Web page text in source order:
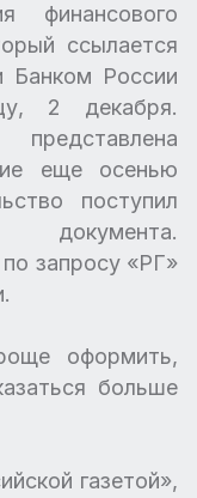
финансового
ссылается
России
2 декабря.
еще осенью
поступил
документа.
запросу «РГ»
оформить,
больше
газетой»,